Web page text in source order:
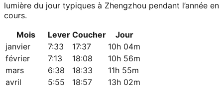
lumière du jour typiques à Zhengzhou pendant l’année en
cours.
Mois
Lever Coucher
Jour
janvier
7:33 17:37
10h 04m
février
7:13 18:08
10h 56m
mars
6:38 18:33
11h 55m
avril
5:55 18:57
13h 02m